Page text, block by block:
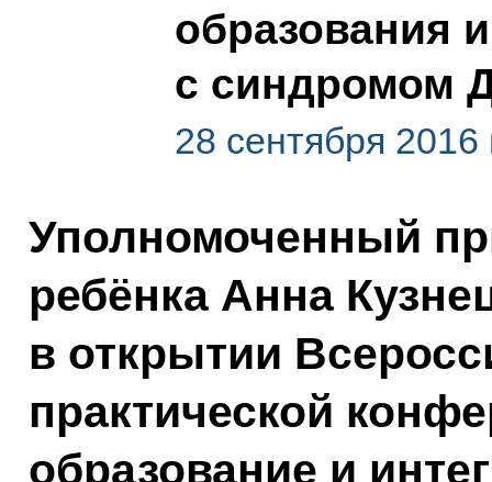
образования
с синдромом
28 сентября 2016
Уполномоченный
ребёнка Анна
в открытии
практической
образование и